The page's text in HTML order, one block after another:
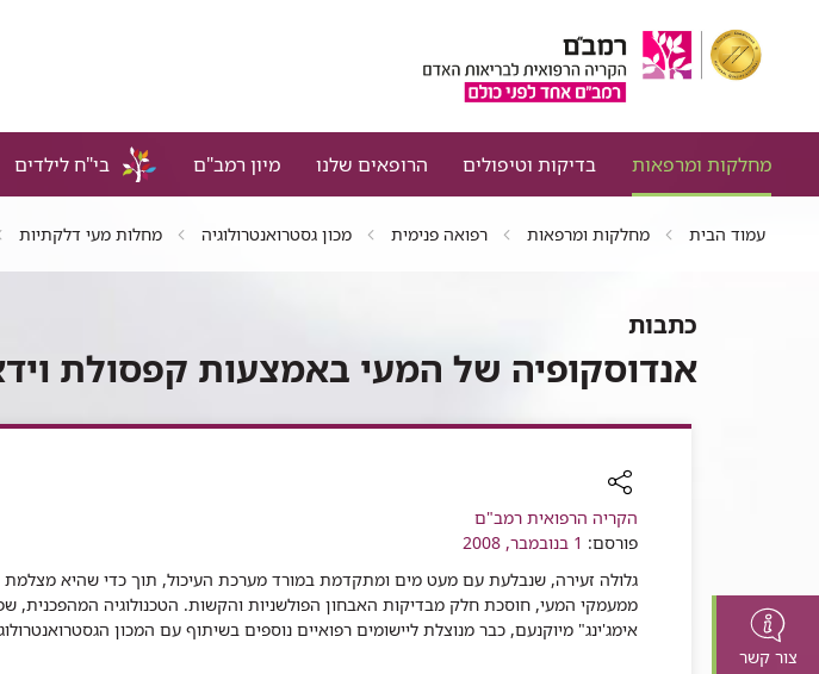
מחלקות ומרפאות בדיקות וטיפולים הרופאים שלנו מיון רמב"ם בי"ח לילדים
צור קשר
עמוד הבית מחלקות ומרפאות רפואה פנימית מכון גסטרואנטרולוגיה מחלות מעי דלקתיות
כתבות
אנדוסקופיה של המעי באמצעות קפסולת
רכיב
שיתוף
הקריה הרפואית רמב"ם
פורסם: 1 בנובמבר, 2008
גלולה זעירה, שנבלעת עם מעט מים ומתקדמת במורד מערכת העיכול, תוך כדי שהיא מצלמת
ממעמקי המעי, חוסכת חלק מבדיקות האבחון הפולשניות והקשות. הטכנולוגיה המהפכנית,
אימג'ינג" מיוקנעם, כבר מנוצלת ליישומים רפואיים נוספים בשיתוף עם המכון